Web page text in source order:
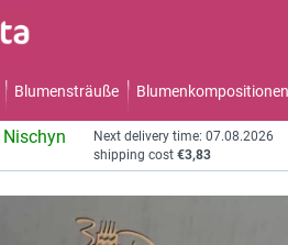
Blumensträuße Blumenkompositionen
Nischyn
Next delivery time: 07.08.2026
shipping cost €3,83